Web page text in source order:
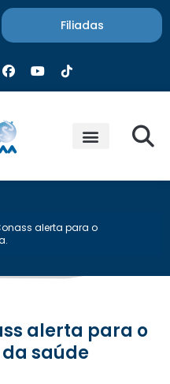
Filiadas
alerta para o
saúde